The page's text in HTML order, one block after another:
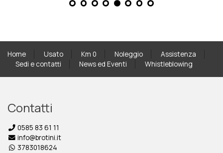
Home Usato Km 0 Noleggio
Assistenza
Sedi e contatti
News ed Eventi Whistleblowing
Contatti
0585 83 61 11
info@brotini.it
3783018624